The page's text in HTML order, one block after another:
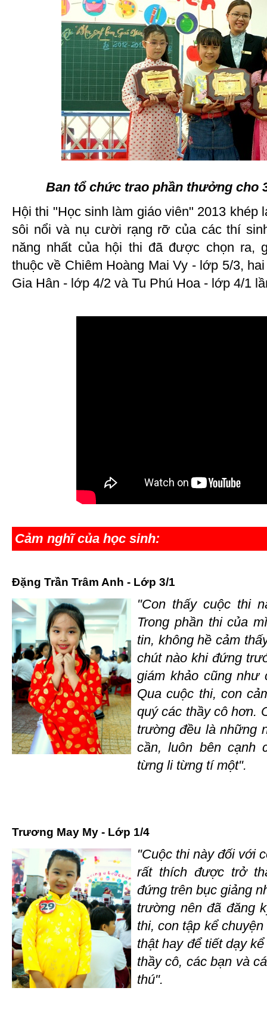
Ban tổ chức trao phần thưởng cho
Hội thi "Học sinh làm giáo viên" 2013
sôi nổi và nụ cười rạng rỡ của các thí
năng nhất của hội thi đã được chọn ra,
thuộc về Chiêm Hoàng Mai Vy - lớp 5/3,
Gia Hân - lớp 4/2 và Tu Phú Hoa - lớp 4/1
Cảm nghĩ của học sinh:
Đặng Trần Trâm Anh - Lớp 3/1
"Con thấy cuộc thi
Trong phần thi của
tin, không hề cảm
chút nào khi đứng
giám khảo cũng như
Qua cuộc thi, con
quý các thầy cô hơn.
trường đều là những
cần, luôn bên cạnh
từng li từng tí một".
Trương May My - Lớp 1/4
"Cuộc thi này đối với
rất thích được trở
đứng trên bục giảng
trường nên đã đăng
thi, con tập kể
thật hay để tiết dạy
thầy cô, các bạn và
thú".